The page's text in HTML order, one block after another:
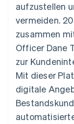
Product
Ausblick
Radar
Atlas
Start-up-
aufzustellen
vermeiden.
zusammen
Officer Dane
zur
Mit dieser
digitale